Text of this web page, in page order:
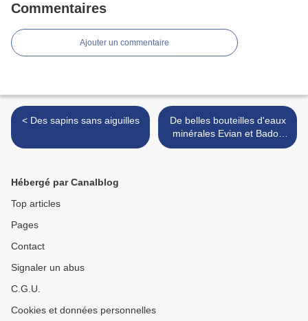
Commentaires
Ajouter un commentaire
< Des sapins sans aiguilles
De belles bouteilles d'eaux
minérales Evian et Badoit
pour les tables de fêtes : ça
Hébergé par Canalblog
Top articles
Pages
Contact
Signaler un abus
C.G.U.
Cookies et données personnelles